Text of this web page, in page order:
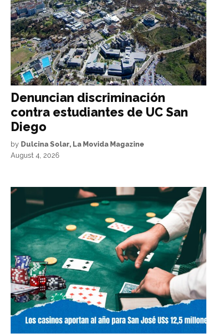
Denuncian discriminación
contra estudiantes de UC San
Diego
by Dulcina Solar, La Movida Magazine
August 4, 2026